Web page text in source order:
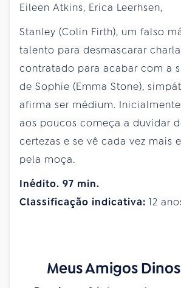
Eileen Atkins, Erica Leerhsen,
Stanley (Colin Firth), um falso
talento para desmascarar
contratado para acabar com a
de Sophie (Emma Stone),
afirma ser médium.
aos poucos começa a duvidar
certezas e se vê cada vez mais
pela moça.
Inédito. 97 min.
Classificação indicativa: 12
Meus Amigos